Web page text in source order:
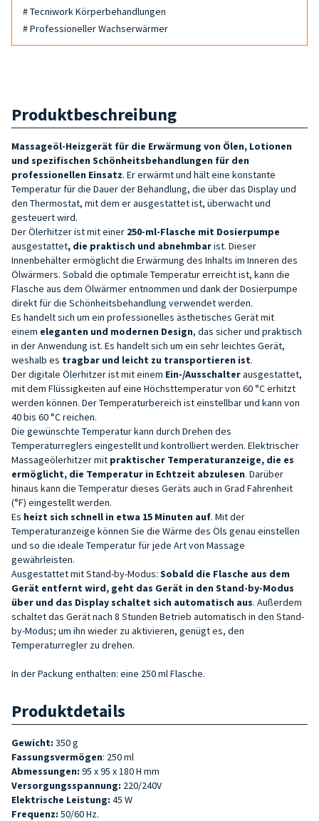
# Tecniwork Körperbehandlungen
# Professioneller Wachserwärmer
Produktbeschreibung
Massageöl-Heizgerät für die Erwärmung von Ölen, Lotionen
und spezifischen Schönheitsbehandlungen für den
professionellen Einsatz. Er erwärmt und hält eine konstante
Temperatur für die Dauer der Behandlung, die über das Display und
den Thermostat, mit dem er ausgestattet ist, überwacht und
gesteuert wird.
Der Ölerhitzer ist mit einer 250-ml-Flasche mit Dosierpumpe
ausgestattet, die praktisch und abnehmbarist. Dieser
Innenbehälter ermöglicht die Erwärmung des Inhalts im Inneren des
Ölwärmers. Sobald die optimale Temperatur erreicht ist, kann die
Flasche aus dem Ölwärmer entnommen und dank der Dosierpumpe
direkt für die Schönheitsbehandlung verwendet werden.
Es handelt sich um ein professionelles ästhetisches Gerät mit
einem eleganten und modernen Design, das sicher und praktisch
in der Anwendung ist. Es handelt sich um ein sehr leichtes Gerät,
weshalb es tragbar und leicht zu transportieren ist.
Der digitale Ölerhitzer ist mit einem Ein-/Ausschalterausgestattet,
mit dem Flüssigkeiten auf eine Höchsttemperatur von 60 °C erhitzt
werden können. Der Temperaturbereich ist einstellbar und kann von
40 bis 60 °C reichen.
Die gewünschte Temperatur kann durch Drehen des
Temperaturreglers eingestellt und kontrolliert werden. Elektrischer
Massageölerhitzer mit praktischer Temperaturanzeige, die es
ermöglicht, die Temperatur in Echtzeit abzulesen. Darüber
hinaus kann die Temperatur dieses Geräts auch in Grad Fahrenheit
(°F) eingestellt werden.
Es heizt sich schnell in etwa 15 Minuten auf. Mit der
Temperaturanzeige können Sie die Wärme des Öls genau einstellen
und so die ideale Temperatur für jede Art von Massage
gewährleisten.
Ausgestattet mit Stand-by-Modus: Sobald die Flasche aus dem
Gerät entfernt wird, geht das Gerät in den Stand-by-Modus
über und das Display schaltet sich automatisch aus. Außerdem
schaltet das Gerät nach 8 Stunden Betrieb automatisch in den Stand-
by-Modus; um ihn wieder zu aktivieren, genügt es, den
Temperaturregler zu drehen.
In der Packung enthalten: eine 250 ml Flasche.
Produktdetails
Gewicht: 350 g
Fassungsvermögen: 250 ml
Abmessungen: 95 x 95 x 180 H mm
Versorgungsspannung: 220/240V
Elektrische Leistung: 45 W
Frequenz: 50/60 Hz.